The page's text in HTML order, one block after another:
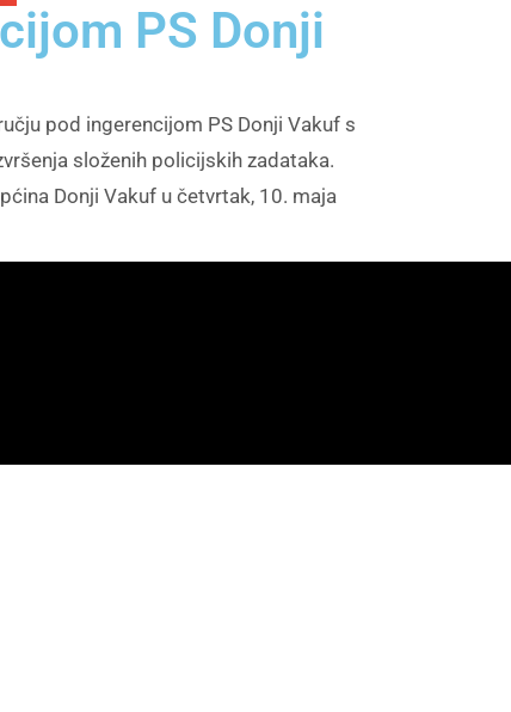
PS Donji
pod ingerencijom PS Donji Vakuf s
složenih policijskih zadataka.
Donji Vakuf u četvrtak, 10. maja